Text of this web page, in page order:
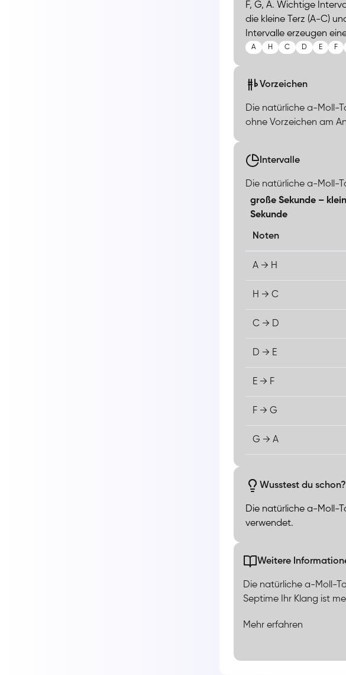
F, G, A. Wichtige
die kleine Terz (A-C)
Intervalle erzeugen
A H C D E F
Vorzeichen
Die natürliche a-Moll-
ohne Vorzeichen am
Intervalle
Die natürliche a-Moll-
große Sekunde –
Sekunde
Noten
A → H
H → C
C → D
D → E
E → F
F → G
G → A
Wusstest du schon?
Die natürliche a-Moll-
verwendet.
Weitere
Die natürliche a-Moll-
Septime Ihr Klang ist
Mehr erfahren